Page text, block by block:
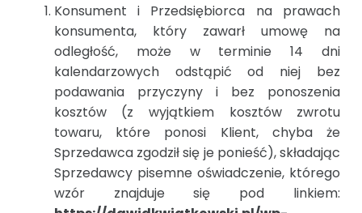
Konsument i Przedsiębiorca na prawach
konsumenta, który zawarł umowę na
odległość, może w terminie 14 dni
kalendarzowych odstąpić od niej bez
podawania przyczyny i bez ponoszenia
kosztów (z wyjątkiem kosztów zwrotu
towaru, które ponosi Klient, chyba że
Sprzedawca zgodził się je ponieść), składając
Sprzedawcy pisemne oświadczenie, którego
wzór znajduje się pod linkiem: